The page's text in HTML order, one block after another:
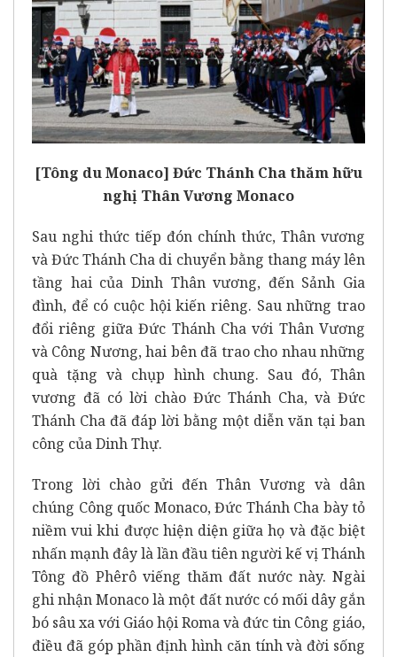
[Tông du Monaco] Đức Thánh Cha thăm hữu
nghị Thân Vương Monaco
Sau nghi thức tiếp đón chính thức, Thân vương
và Đức Thánh Cha di chuyển bằng thang máy lên
tầng hai của Dinh Thân vương, đến Sảnh Gia
đình, để có cuộc hội kiến riêng. Sau những trao
đổi riêng giữa Đức Thánh Cha với Thân Vương
và Công Nương, hai bên đã trao cho nhau những
quà tặng và chụp hình chung. Sau đó, Thân
vương đã có lời chào Đức Thánh Cha, và Đức
Thánh Cha đã đáp lời bằng một diễn văn tại ban
công của Dinh Thự.
Trong lời chào gửi đến Thân Vương và dân
chúng Công quốc Monaco, Đức Thánh Cha bày tỏ
niềm vui khi được hiện diện giữa họ và đặc biệt
nhấn mạnh đây là lần đầu tiên người kế vị Thánh
Tông đồ Phêrô viếng thăm đất nước này. Ngài
ghi nhận Monaco là một đất nước có mối dây gắn
bó sâu xa với Giáo hội Roma và đức tin Công giáo,
điều đã góp phần định hình căn tính và đời sống